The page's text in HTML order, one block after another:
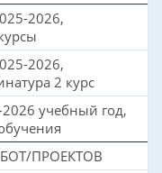
2026,
2026,
2 курс
учебный год,
ПРОЕКТОВ